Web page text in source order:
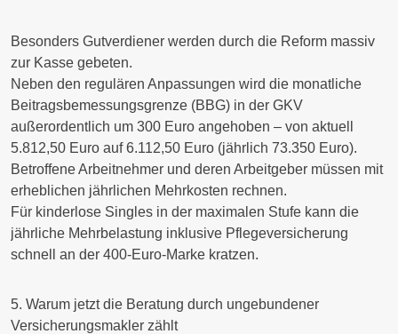
Besonders Gutverdiener werden durch die Reform massiv
zur Kasse gebeten.
Neben den regulären Anpassungen wird die monatliche
Beitragsbemessungsgrenze (BBG) in der GKV
außerordentlich um 300 Euro angehoben – von aktuell
5.812,50 Euro auf 6.112,50 Euro (jährlich 73.350 Euro).
Betroffene Arbeitnehmer und deren Arbeitgeber müssen mit
erheblichen jährlichen Mehrkosten rechnen.
Für kinderlose Singles in der maximalen Stufe kann die
jährliche Mehrbelastung inklusive Pflegeversicherung
schnell an der 400-Euro-Marke kratzen.
5. Warum jetzt die Beratung durch ungebundener
Versicherungsmakler zählt